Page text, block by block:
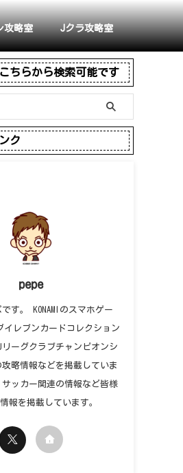
攻略室 Jクラ攻略室
ちらから検索可能です
ク
pepe
す。 KONAMIのスマホゲー
イレブンカードコレクション
ーグクラブチャンピオンシ
略情報などを掲載していま
ッカー関連の情報など皆様
報を掲載しています。